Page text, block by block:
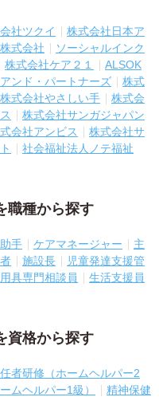
社ツクイ
株式会社日本ア
式会社
ソーシャルインク
株式会社ケア２１
ALSOK
ンド・パートナーズ
株式
株式会社やさしい手
株式会
株式会社サンガジャパン
会社アンビス
株式会社サ
社会福祉法人ノテ福祉
職種から探す
手 ケアマネージャー
主
施設長
児童発達支援管
具専門相談員
生活支援員
資格から探す
者研修（ホームヘルパー2
ムヘルパー1級）
精神保健